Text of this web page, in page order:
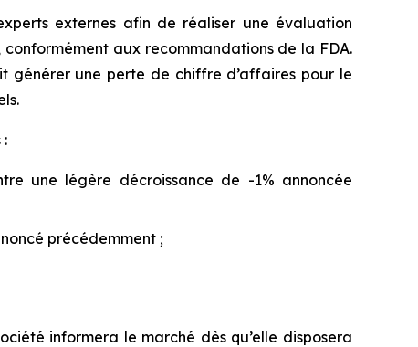
externes afin de réaliser une évaluation
aux recommandations de la FDA.
une perte de chiffre d’affaires pour le
:
une légère décroissance de -1% annoncée
précédemment ;
informera le marché dès qu’elle disposera